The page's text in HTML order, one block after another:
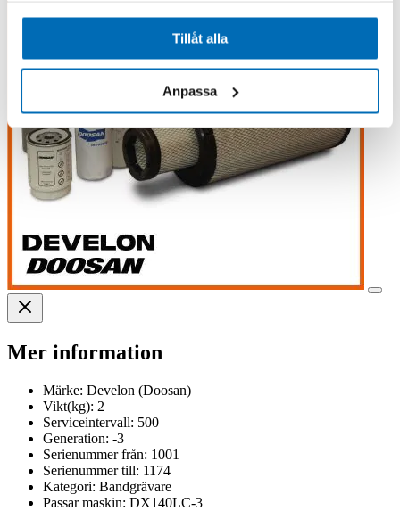
Tillåt alla
Anpassa
Mer information
Märke: Develon (Doosan)
Vikt(kg): 2
Serviceintervall: 500
Generation: -3
Serienummer från: 1001
Serienummer till: 1174
Kategori: Bandgrävare
Passar maskin: DX140LC-3